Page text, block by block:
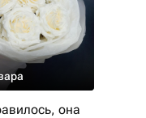
она